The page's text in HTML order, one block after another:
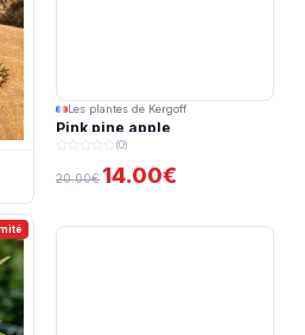
Les plantes de Kergoff
Pink pine apple
(0)
20.00€ 14.00€